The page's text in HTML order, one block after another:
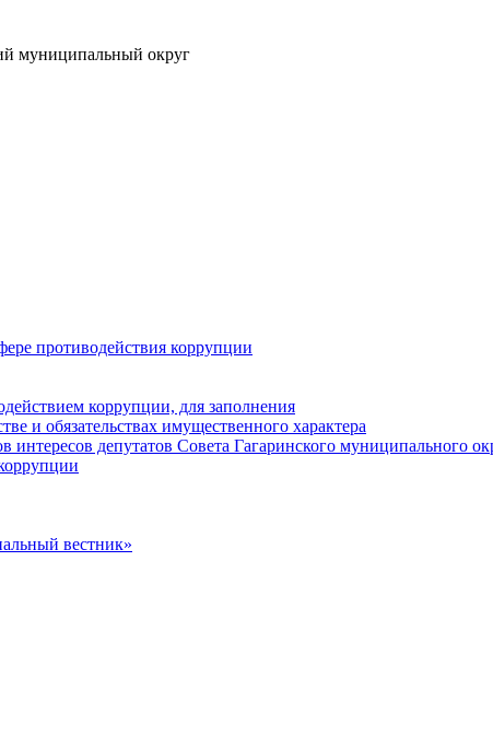
муниципальный округ
противодействия коррупции
коррупции, для заполнения
и обязательствах имущественного характера
депутатов Совета Гагаринского муниципального
вестник»